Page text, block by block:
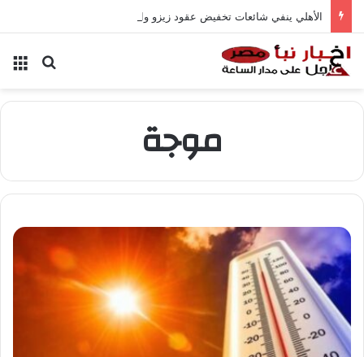
الأهلي ينفي شائعات تخفيض عقود زيزو والشناوي
بحث
موجة